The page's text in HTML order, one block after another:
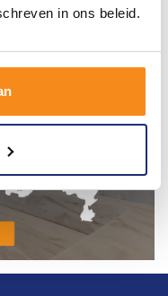
in ons beleid.